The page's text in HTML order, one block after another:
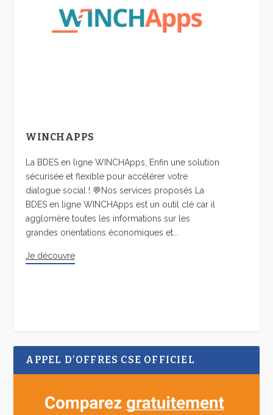
WINCHAPPS
La BDES en ligne WINCHApps, Enfin une solution
sécurisée et flexible pour accélérer votre
dialogue social ! 💬Nos services proposés La
BDES en ligne WINCHApps est un outil clé car il
agglomère toutes les informations sur les
grandes orientations économiques et...
Je découvre
APPEL D’OFFRES CSE OFFICIEL